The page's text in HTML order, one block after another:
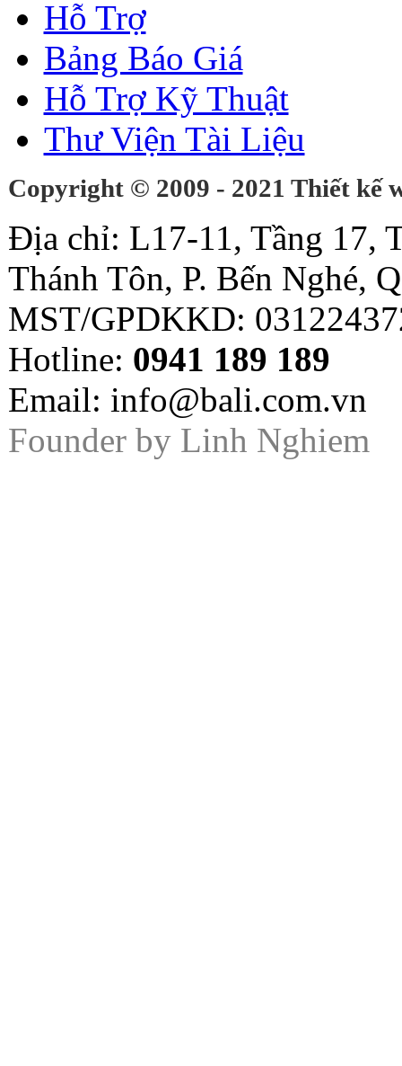
Hỗ Trợ
Bảng Báo Giá
Hỗ Trợ Kỹ Thuật
Thư Viện Tài Liệu
Copyright © 2009 - 2021 Thiết kế
Địa chỉ: L17-11, Tầng 17,
Thánh Tôn, P. Bến Nghé,
MST/GPDKKD:
Hotline: 0941 189 189
Email: info@bali.com.vn
Founder by Linh Nghiem